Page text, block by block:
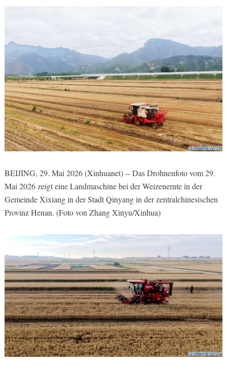
BEIJING, 29. Mai 2026 (Xinhuanet) -- Das Drohnenfoto vom 29.
Mai 2026 zeigt eine Landmaschine bei der Weizenernte in der
Gemeinde Xixiang in der Stadt Qinyang in der zentralchinesischen
Provinz Henan. (Foto von Zhang Xinyu/Xinhua)